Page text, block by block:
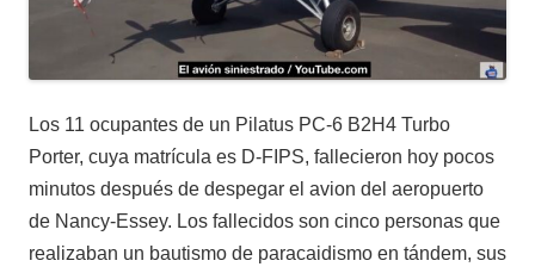
Los 11 ocupantes de un Pilatus PC-6 B2H4 Turbo
Porter, cuya matrícula es D-FIPS, fallecieron hoy pocos
minutos después de despegar el avion del aeropuerto
de Nancy-Essey. Los fallecidos son cinco personas que
realizaban un bautismo de paracaidismo en tándem, sus